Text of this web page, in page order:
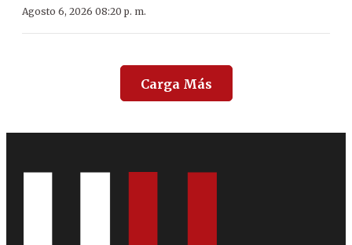
Agosto 6, 2026 08:20 p. m.
Carga Más